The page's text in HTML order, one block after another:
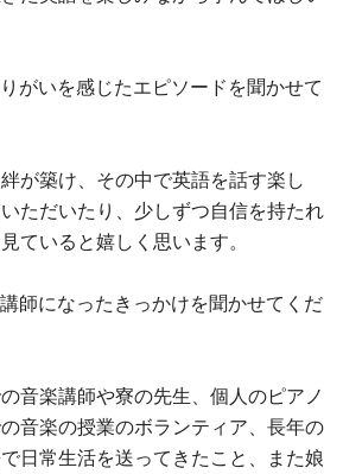
がいを感じたエピソードを聞かせて
が築け、その中で英語を話す楽し
ただいたり、少しずつ自信を持たれ
ていると嬉しく思います。
師になったきっかけを聞かせてくだ
音楽講師や寮の先生、個人のピアノ
音楽の授業のボランティア、長年の
日常生活を送ってきたこと、また娘